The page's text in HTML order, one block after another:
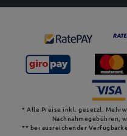
* Alle Preise inkl. gesetzl.
Nachnahmegebühren,
** bei ausreichender